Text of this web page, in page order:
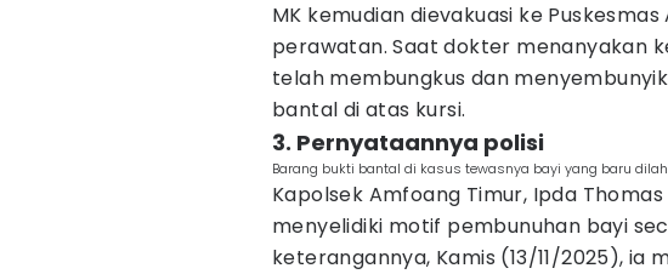
MK kemudian dievakuasi ke
perawatan. Saat dokter menanyakan
telah membungkus dan
bantal di atas kursi.
3. Pernyataannya polisi
Barang bukti bantal di kasus tewasnya bayi yang baru
Kapolsek Amfoang Timur, Ipda
menyelidiki motif pembunuhan bayi
keterangannya, Kamis (13/11/2025), ia